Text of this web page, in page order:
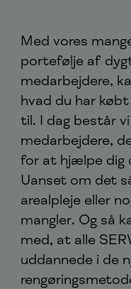
Med vores
portefølje af
medarbejdere,
hvad du har
til. I dag består
medarbejdere,
for at hjælpe dig
Uanset om det
arealpleje eller
mangler. Og så
med, at alle
uddannede i de